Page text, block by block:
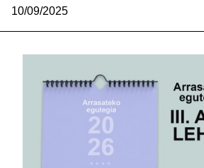
10/09/2025